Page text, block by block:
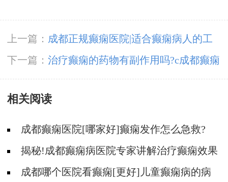
上一篇： 成都正规癫痫医院|适合癫痫病人的工
作
下一篇： 治疗癫痫的药物有副作用吗?c成都癫痫
病医院可以买药吗
相关阅读
成都癫痫医院[哪家好]癫痫发作怎么急救?
揭秘!成都癫痫病医院专家讲解治疗癫痫效果
好的方法?
成都哪个医院看癫痫[更好]儿童癫痫病的病